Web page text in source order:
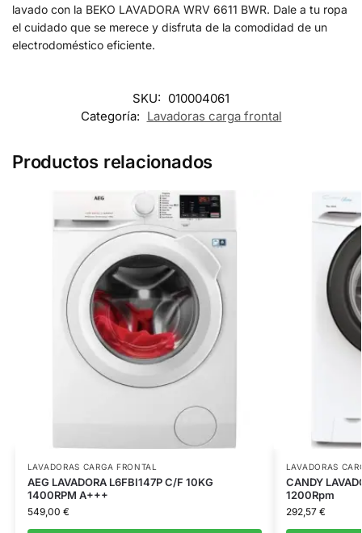
lavado con la BEKO LAVADORA WRV 6611 BWR. Dale a tu ropa
el cuidado que se merece y disfruta de la comodidad de un
electrodoméstico eficiente.
SKU: 010004061
Categoría: Lavadoras carga frontal
Productos relacionados
LAVADORAS CARGA FRONTAL
AEG LAVADORA L6FBI147P C/F 10KG
1400RPM A+++
549,00 €
LAVADORAS
CANDY
1200Rpm
292,57 €